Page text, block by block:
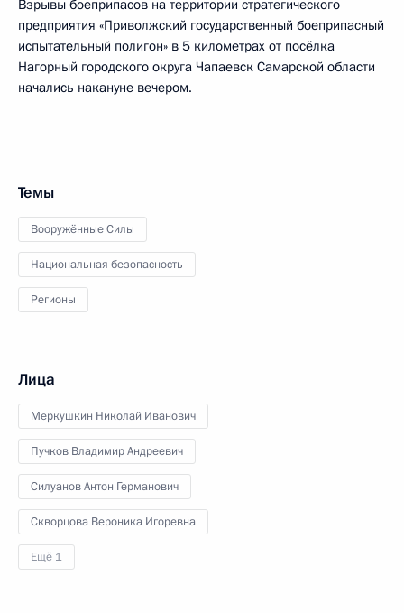
Взрывы боеприпасов на территории стратегического
предприятия «Приволжский государственный боеприпасный
испытательный полигон» в 5 километрах от посёлка
Нагорный городского округа Чапаевск Самарской области
начались накануне вечером.
Темы
Вооружённые Силы
Национальная безопасность
Регионы
Лица
Меркушкин Николай Иванович
Пучков Владимир Андреевич
Силуанов Антон Германович
Скворцова Вероника Игоревна
Ещё 1